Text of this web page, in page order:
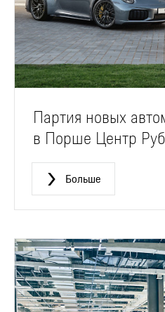
Партия новых
в Порше Центр
Больше